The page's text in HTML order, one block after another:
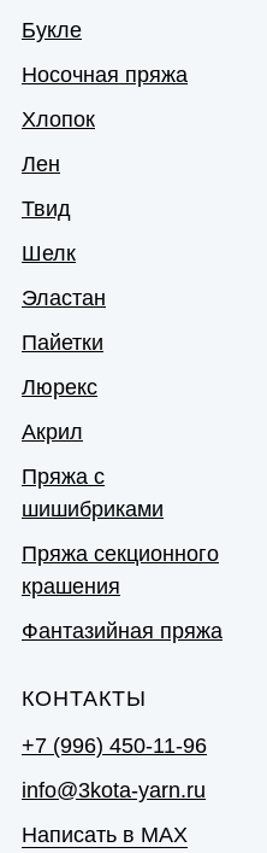
Букле
Носочная пряжа
Хлопок
Лен
Твид
Шелк
Эластан
Пайетки
Люрекс
Акрил
Пряжа с
шишибриками
Пряжа секционного
крашения
Фантазийная пряжа
КОНТАКТЫ
+7 (996) 450-11-96
info@3kota-yarn.ru
Написать в MAX